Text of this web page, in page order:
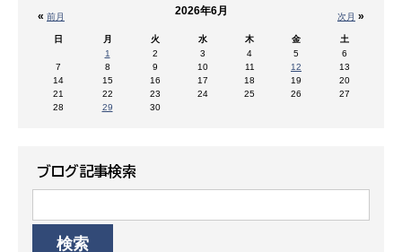
« 前月 次月 »
2026年6月
日 月 火 水 木 金
土
1
2 3 4 5
6
7
8 9 10 11 12
13
14
15 16 17 18 19
20
21
22 23 24 25 26
27
28
29 30
ブログ記事検索